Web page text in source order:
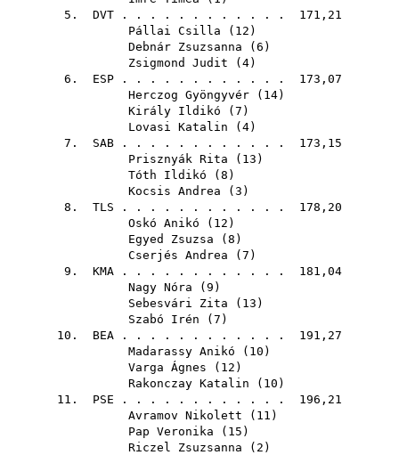
5. DVT . . . . . . . . . . . . 171,21
Pállai Csilla ( 12 )
Debnár Zsuzsanna ( 6 )
Zsigmond Judit ( 4)
6. ESP . . . . . . . . . . . . 173,07
Herczog Gyöngyvér ( 14)
Király Ildikó ( 7 )
Lovasi Katalin ( 4)
7. SAB . . . . . . . . . . . . 173,15
Prisznyák Rita ( 13 )
Tóth Ildikó ( 8 )
Kocsis Andrea ( 3 )
8. TLS . . . . . . . . . . . . 178,20
Oskó Anikó ( 12 )
Egyed Zsuzsa ( 8 )
Cserjés Andrea ( 7 )
9. KMA . . . . . . . . . . . . 181,04
Nagy Nóra ( 9 )
Sebesvári Zita ( 13 )
Szabó Irén ( 7 )
10. BEA . . . . . . . . . . . . 191,27
Madarassy Anikó ( 10 )
Varga Ágnes ( 12 )
Rakonczay Katalin ( 10 )
11. PSE . . . . . . . . . . . . 196,21
Avramov Nikolett ( 11 )
Pap Veronika ( 15 )
Riczel Zsuzsanna ( 2 )